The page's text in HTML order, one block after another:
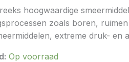
hoogwaardige
zoals boren,
extreme druk- en
Op voorraad